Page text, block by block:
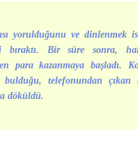
yorulduğunu ve dinlenmek
bıraktı. Bir süre sonra,
para kazanmaya başladı.
bulduğu, telefonundan çıkan
döküldü.